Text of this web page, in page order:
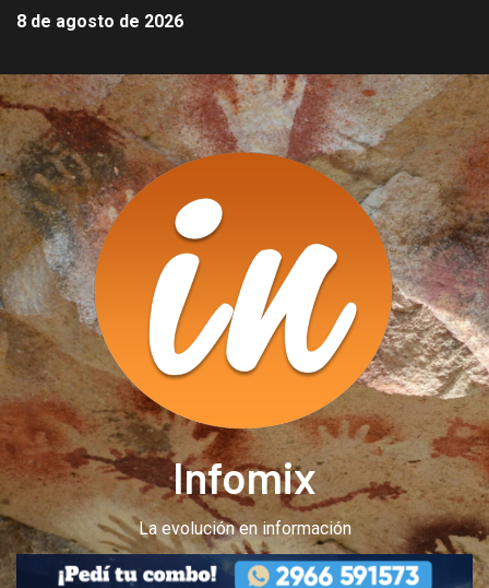
8 de agosto de 2026
Infomix
La evolución en información